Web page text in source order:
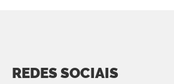
REDES SOCIAIS